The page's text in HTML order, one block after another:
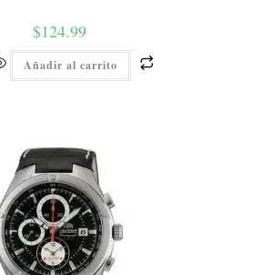
$124.99
Añadir al carrito